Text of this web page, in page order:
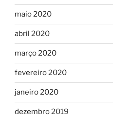
maio 2020
abril 2020
março 2020
fevereiro 2020
janeiro 2020
dezembro 2019